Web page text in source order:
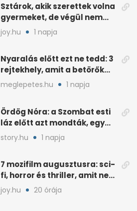
Sztárok, akik szerettek volna
gyermeket, de végül nem
született nekik
joy.hu 1 napja
Nyaralás előtt ezt ne tedd: 3
rejtekhely, amit a betörők
ismernek
meglepetes.hu 1 napja
Ördög Nóra: a Szombat esti
láz előtt azt mondták, egy
hét alatt fogyjon
story.hu 1 napja
7 mozifilm augusztusra: sci-
fi, horror és thriller, amit nem
érdemes kihagyni
joy.hu 20 órája